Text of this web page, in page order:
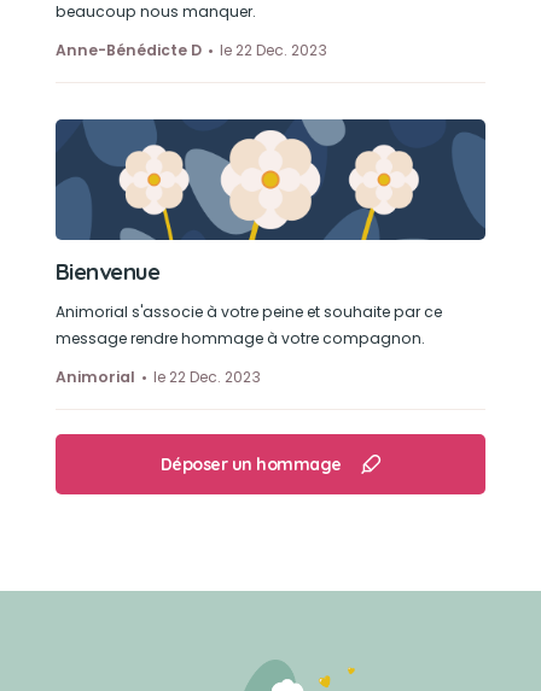
beaucoup nous manquer.
Anne-Bénédicte D
le 22 Dec. 2023
Bienvenue
Animorial s'associe à votre peine et souhaite par ce
message rendre hommage à votre compagnon.
Animorial
le 22 Dec. 2023
Déposer un hommage